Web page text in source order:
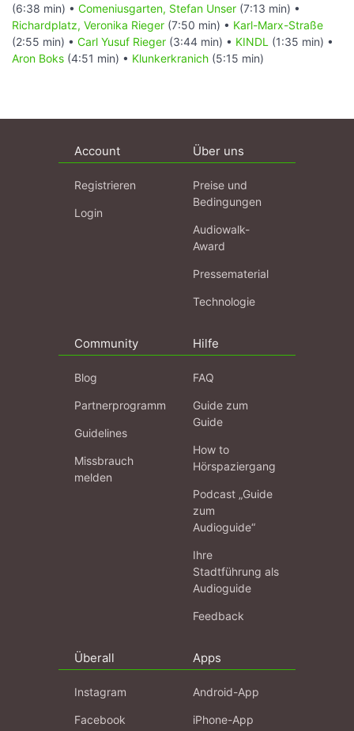
(6:38 min) • Comeniusgarten, Stefan Unser (7:13 min) •
Richardplatz, Veronika Rieger (7:50 min) • Karl-Marx-Straße
(2:55 min) • Carl Yusuf Rieger (3:44 min) • KINDL (1:35 min) •
Aron Boks (4:51 min) • Klunkerkranich (5:15 min)
Account
Registrieren
Login
Über uns
Preise und
Bedingungen
Audiowalk-
Award
Pressematerial
Technologie
Community
Blog
Partnerprogramm
Guidelines
Missbrauch
melden
Hilfe
FAQ
Guide zum
Guide
How to
Hörspaziergang
Podcast „Guide
zum
Audioguide“
Ihre
Stadtführung als
Audioguide
Feedback
Überall
Instagram
Facebook
Apps
Android-App
iPhone-App